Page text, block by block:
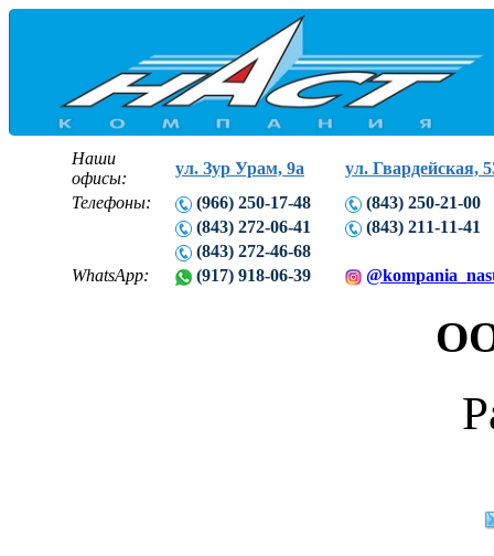
Наши
офисы:
ул. Зур Урам, 9а
ул. Гвардейская,
Телефоны:
(966) 250-17-48
(843) 250-21-00
(843) 272-06-41
(843) 211-11-41
(843) 272-46-68
WhatsApp:
(917) 918-06-39